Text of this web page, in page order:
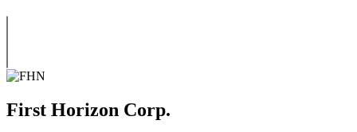
First Horizon Corp.